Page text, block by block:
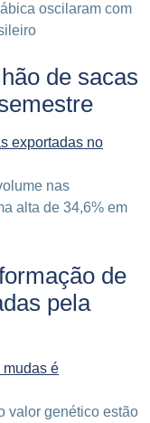
oscilaram com
de sacas
nas
alta de 34,6% em
de
pela
valor genético estão